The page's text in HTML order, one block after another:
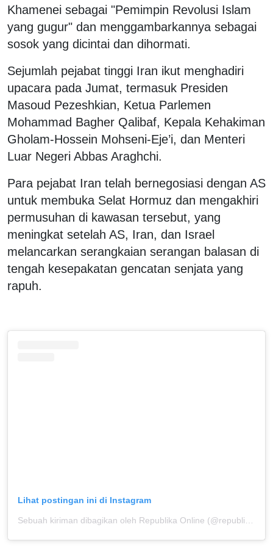
Khamenei sebagai "Pemimpin Revolusi Islam
yang gugur" dan menggambarkannya sebagai
sosok yang dicintai dan dihormati.
Sejumlah pejabat tinggi Iran ikut menghadiri
upacara pada Jumat, termasuk Presiden
Masoud Pezeshkian, Ketua Parlemen
Mohammad Bagher Qalibaf, Kepala Kehakiman
Gholam-Hossein Mohseni-Eje’i, dan Menteri
Luar Negeri Abbas Araghchi.
Para pejabat Iran telah bernegosiasi dengan AS
untuk membuka Selat Hormuz dan mengakhiri
permusuhan di kawasan tersebut, yang
meningkat setelah AS, Iran, dan Israel
melancarkan serangkaian serangan balasan di
tengah kesepakatan gencatan senjata yang
rapuh.
Lihat postingan ini di Instagram